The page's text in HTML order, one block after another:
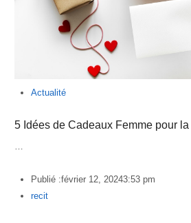
Actualité
5 Idées de Cadeaux Femme pour
…
Publié :février 12, 20243:53 pm
Author
recit